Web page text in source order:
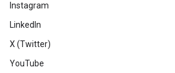
Instagram
LinkedIn
X (Twitter)
YouTube